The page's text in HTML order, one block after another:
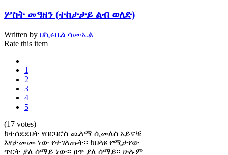
ሦስት መዓዘን (ተከታታይ ልብ ወለድ)
Written by በኪሩቤል ሳሙኤል
Rate this item
1
2
3
4
5
(17 votes)
ከተሰደደበት የበርባሮስ ጨለማ ሲመለስ አይኖቹ
እየታመሙ ነው የተገለጡት፡፡ ከበላዩ የሚታየው
ጥርት ያለ ሰማይ ነው፡፡ ፀጥ ያለ ሰማይ፡፡ ሁሉም